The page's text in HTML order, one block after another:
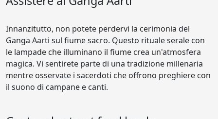
Innanzitutto, non potete perdervi la cerimonia del
Ganga Aarti sul fiume sacro. Questo rituale serale con
le lampade che illuminano il fiume crea un'atmosfera
magica. Vi sentirete parte di una tradizione millenaria
mentre osservate i sacerdoti che offrono preghiere con
il suono di campane e canti.